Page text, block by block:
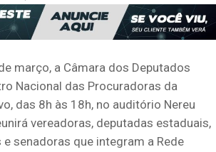
março, a Câmara dos Deputados
Nacional das Procuradoras da
das 8h às 18h, no auditório Nereu
vereadoras, deputadas estaduais,
senadoras que integram a Rede